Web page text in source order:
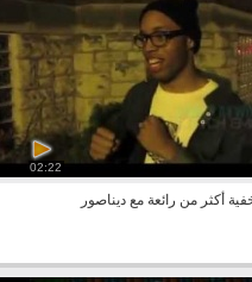
02:22
أكثر من رائعة مع ديناصور